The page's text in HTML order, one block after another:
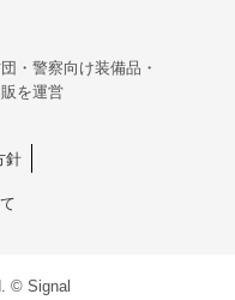
・警察向け装備品・
を運営
針
© Signal